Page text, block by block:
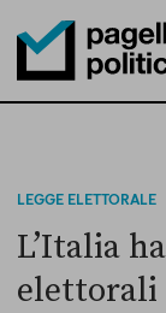
Pagella Politica
LEGGE ELETTORALE
L’Italia
elettorali